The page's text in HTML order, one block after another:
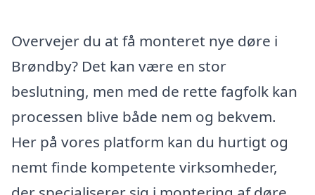
Overvejer du at få monteret nye døre i
Brøndby? Det kan være en stor
beslutning, men med de rette fagfolk kan
processen blive både nem og bekvem.
Her på vores platform kan du hurtigt og
nemt finde kompetente virksomheder,